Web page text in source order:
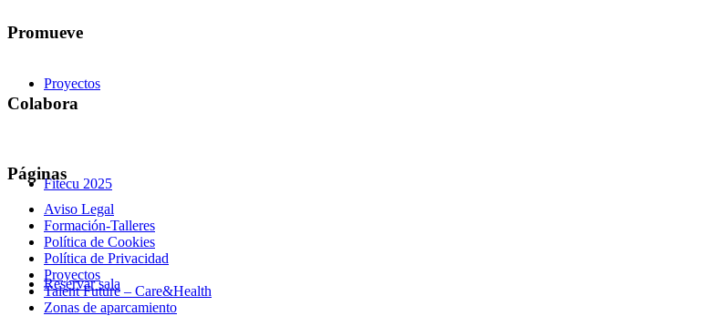
Proyectos
Fitecu 2025
Reservar sala
Promueve
Colabora
Páginas
Aviso Legal
Formación-Talleres
Política de Cookies
Política de Privacidad
Proyectos
Talent Future – Care&Health
Zonas de aparcamiento